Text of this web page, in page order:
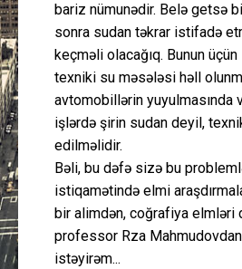
bariz nümunədir. Belə getsə
sonra sudan təkrar istifadə
keçməli olacağıq. Bunun
texniki su məsələsi həll
avtomobillərin yuyulmasında
işlərdə şirin sudan deyil,
edilməlidir.
Bəli, bu dəfə sizə bu
istiqamətində elmi
bir alimdən, coğrafiya elmləri
professor Rza
istəyirəm...